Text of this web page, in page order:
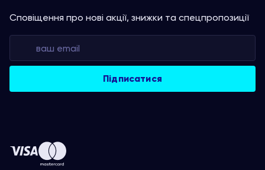
Сповіщення про нові акції, знижки та спецпропозиції